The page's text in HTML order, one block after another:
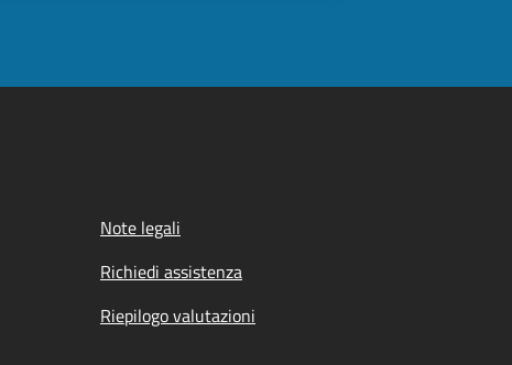
Note legali
Richiedi assistenza
Riepilogo valutazioni